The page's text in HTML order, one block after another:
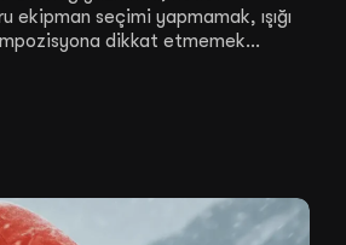
ekipman seçimi yapmamak, ışığı
dikkat etmemek...